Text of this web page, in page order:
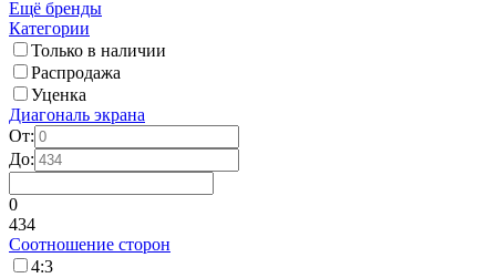
Ещё бренды
Категории
Только в наличии
Распродажа
Уценка
Диагональ экрана
От:
До:
0
434
Соотношение сторон
4:3